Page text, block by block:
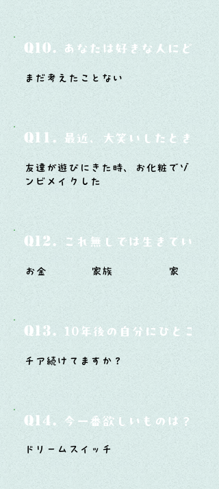
Q10. あなたは好きな人にどう
まだ考えたことない
Q11. 最近、大笑いしたときはど
友達が遊びにきた時、お化粧でゾ
ンビメイクした
Q12. これ無しでは生きていけ
お金 家族 家
Q13. 10年後の自分にひとこと
チア続けてますか？
Q14. 今一番欲しいものは？
ドリームスイッチ